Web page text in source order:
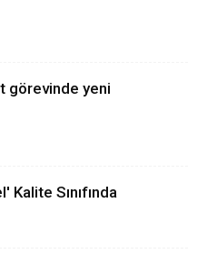
görevinde yeni
Sınıfında